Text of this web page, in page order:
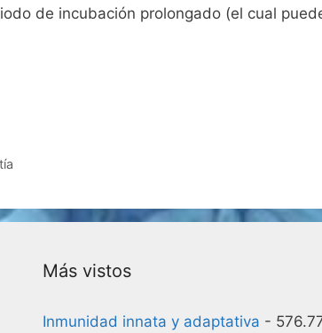
de incubación prolongado (el cual
Más vistos
Inmunidad innata y adaptativa -